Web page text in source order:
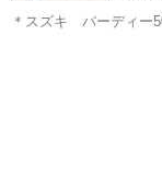
＊スズキ バーディー50 4サイクル インジェクター 走行距離